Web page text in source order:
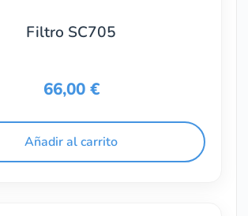
Filtro SC705
66,00 €
Añadir al carrito